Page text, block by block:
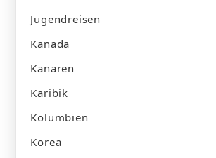
Jugendreisen
Kanada
Kanaren
Karibik
Kolumbien
Korea